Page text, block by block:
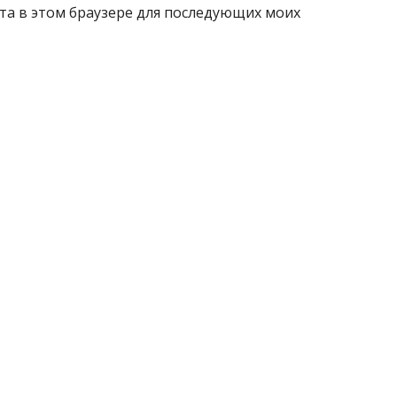
в этом браузере для последующих моих